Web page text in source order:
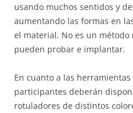
usando muchos sentidos y
aumentando las formas en
el material. No es un método
pueden probar e implantar.
En cuanto a las
participantes deberán
rotuladores de distintos